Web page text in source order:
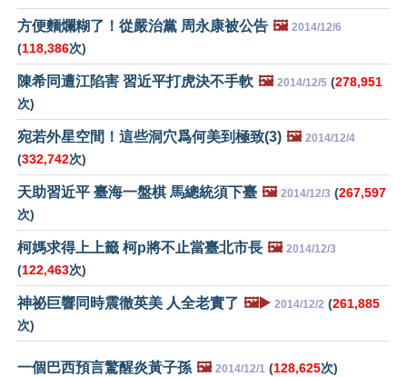
方便麵爛糊了！從嚴治黨 周永康被公告 🖼️ 2014/12/6
(118,386次)
陳希同遭江陷害 習近平打虎決不手軟 🖼️ 2014/12/5 (278,951
次)
宛若外星空間！這些洞穴爲何美到極致(3) 🖼️ 2014/12/4
(332,742次)
天助習近平 臺海一盤棋 馬總統須下臺 🖼️ 2014/12/3 (267,597
次)
柯媽求得上上籤 柯p將不止當臺北市長 🖼️ 2014/12/3
(122,463次)
神祕巨響同時震徹英美 人全老實了 🖼️▶️ 2014/12/2 (261,885
次)
一個巴西預言驚醒炎黃子孫 🖼️ 2014/12/1 (128,625次)